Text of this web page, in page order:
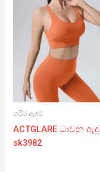
ශරීර ඇඳුම්
ACTGLARE ධාවන
sk3982